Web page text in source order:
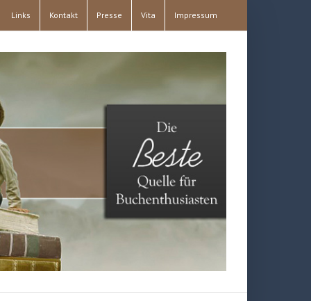
Links Kontakt Presse Vita Impressum